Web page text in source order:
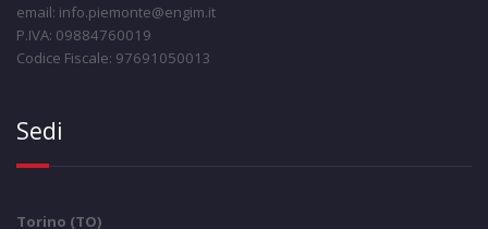
email: info.piemonte@engim.it
P.IVA: 09884760019
Codice Fiscale: 97691050013
Sedi
Torino (TO)